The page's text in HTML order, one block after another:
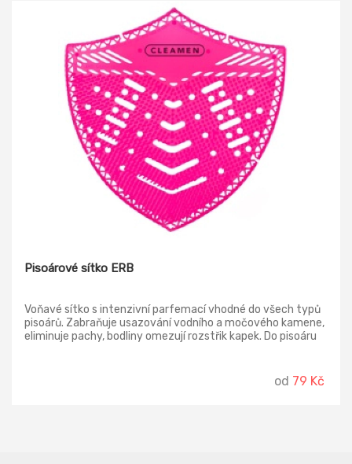
Pisoárové sítko ERB
Voňavé sítko s intenzivní parfemací vhodné do všech typů
pisoárů. Zabraňuje usazování vodního a močového kamene,
eliminuje pachy, bodliny omezují rozstřik kapek. Do pisoáru
od 79 Kč